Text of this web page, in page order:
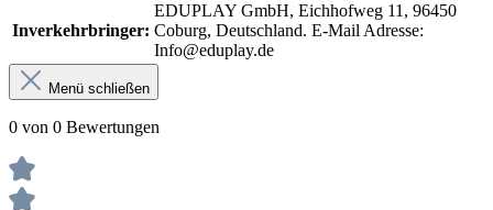
Inverkehrbringer:
EDUPLAY GmbH, Eichhofweg 11, 96450
Coburg, Deutschland. E-Mail Adresse:
Info@eduplay.de
Menü schließen
0 von 0 Bewertungen